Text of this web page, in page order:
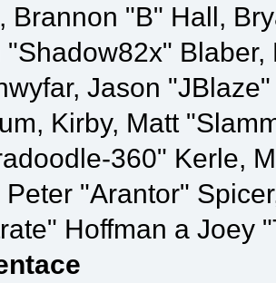
Brannon "B" Hall,
"Shadow82x"
Jason
Kirby, Matt
360" Kerle,
Peter "Arantor"
Hoffman a Joey